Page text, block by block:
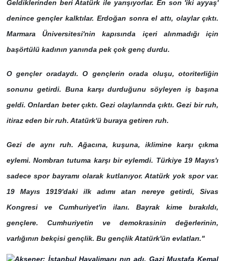
Geldiklerinden beri Atatürk ile yarışıyorlar. En son 'iki ayyaş'
denince gençler kalktılar. Erdoğan sonra el attı, olaylar çıktı.
Marmara Üniversitesi'nin kapısında içeri alınmadığı için
başörtülü kadının yanında pek çok genç durdu.
O gençler oradaydı. O gençlerin orada oluşu, otoriterliğin
sonunu getirdi. Buna karşı durduğunu söyleyen iş başına
geldi. Onlardan beter çıktı. Gezi olaylarında çıktı. Gezi bir ruh,
itiraz eden bir ruh. Atatürk'ü buraya getiren ruh.
Gezi de aynı ruh. Ağacına, kuşuna, iklimine karşı çıkma
eylemi. Nombran tutuma karşı bir eylemdi. Türkiye 19 Mayıs'ı
sadece spor bayramı olarak kutlanıyor. Atatürk yok spor var.
19 Mayıs 1919'daki ilk adımı atan nereye getirdi, Sivas
Kongresi ve Cumhuriyet'in ilanı. Bayrak kime bırakıldı,
gençlere. Cumhuriyetin ve demokrasinin değerlerinin,
varlığının bekçisi gençlik. Bu gençlik Atatürk'ün evlatları."